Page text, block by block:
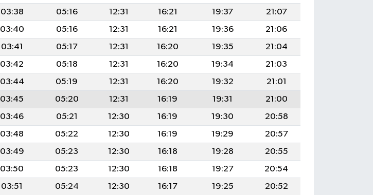
03:38 05:16 12:31 16:21 19:37
21:07
03:40 05:16 12:31 16:21 19:36
21:06
03:41 05:17 12:31 16:20 19:35
21:04
03:42 05:18 12:31 16:20 19:34
21:03
03:44 05:19 12:31 16:20 19:32
21:01
03:45 05:20 12:31 16:19 19:31
21:00
03:46 05:21 12:30 16:19 19:30
20:58
03:48 05:22 12:30 16:19 19:29
20:57
03:49 05:23 12:30 16:18 19:28
20:55
03:50 05:23 12:30 16:18 19:27
20:54
03:51 05:24 12:30 16:17 19:25
20:52